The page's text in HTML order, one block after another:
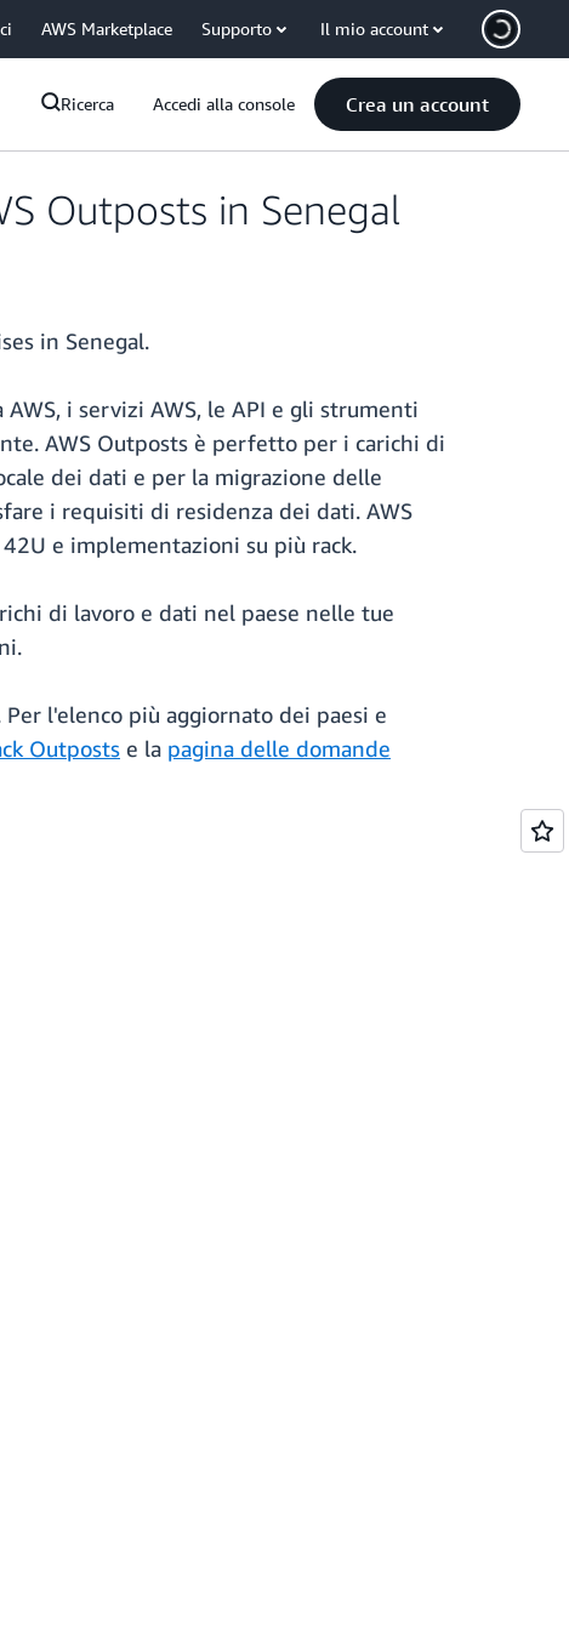
AWS Marketplace Supporto Il mio account
Ricerca Accedi alla console Crea un account
Outposts in Senegal
in Senegal.
i servizi AWS, le API e gli strumenti
AWS Outposts è perfetto per i carichi di
dei dati e per la migrazione delle
i requisiti di residenza dei dati. AWS
e implementazioni su più rack.
di lavoro e dati nel paese nelle tue
Per l'elenco più aggiornato dei paesi e
Outposts e la pagina delle domande